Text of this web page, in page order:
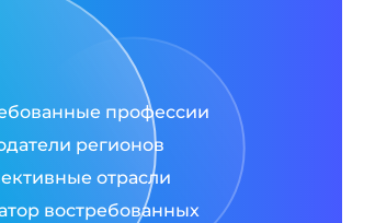
профессии
регионов
отрасли
востребованных